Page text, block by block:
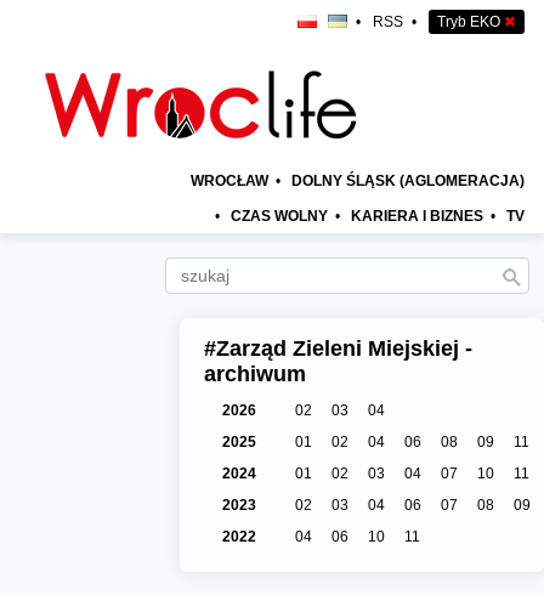
• RSS • Tryb EKO ✖
WROCŁAW • DOLNY ŚLĄSK (AGLOMERACJA)
• CZAS WOLNY • KARIERA I BIZNES • TV
#Zarząd Zieleni Miejskiej -
archiwum
2026 02 03
04
2025
01 02 04 06 08 09
11
2024
01 02 03 04 07 10
11
2023
02 03 04 06 07 08
09
2022
04 06 10 11